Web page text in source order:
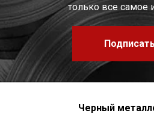
только все самое
Черный